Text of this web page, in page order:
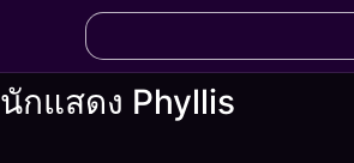
นักแสดง Phyllis